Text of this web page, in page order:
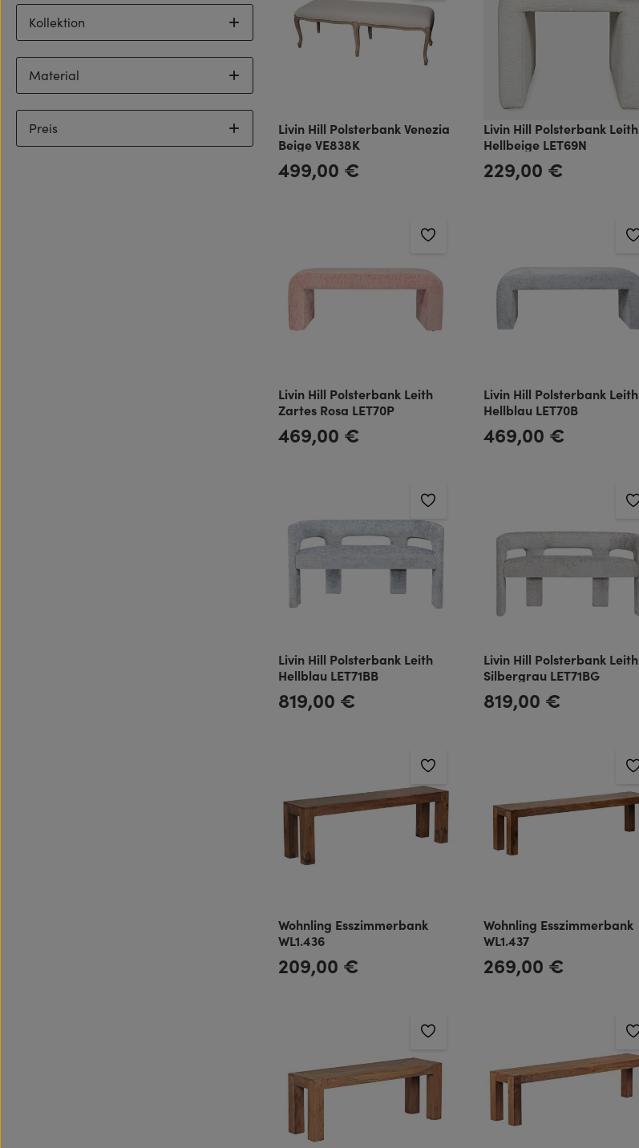
Kollektion
Material
Preis
Livin Hill Polsterbank Venezia
Beige VE838K
Regulärer Preis:
499,00 €
Livin Hill Polsterbank Leith
Hellbeige LET69N
Regulärer Preis:
229,00 €
Livin Hill Polsterbank Leith
Zartes Rosa LET70P
Regulärer Preis:
469,00 €
Livin Hill Polsterbank Leith
Hellblau LET70B
Regulärer Preis:
469,00 €
Livin Hill Polsterbank Leith
Hellblau LET71BB
Regulärer Preis:
819,00 €
Livin Hill Polsterbank Leith
Silbergrau LET71BG
Regulärer Preis:
819,00 €
Wohnling Esszimmerbank
WL1.436
Regulärer Preis:
209,00 €
Wohnling Esszimmerbank
WL1.437
Regulärer Preis:
269,00 €